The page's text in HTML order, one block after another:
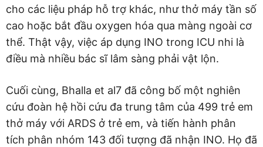
cho các liệu pháp hỗ trợ khác, như thở máy tần số
cao hoặc bắt đầu oxygen hóa qua màng ngoài cơ
thể. Thật vậy, việc áp dụng INO trong ICU nhi là
điều mà nhiều bác sĩ lâm sàng phải vật lộn.
Cuối cùng, Bhalla et al7 đã công bố một nghiên
cứu đoàn hệ hồi cứu đa trung tâm của 499 trẻ em
thở máy với ARDS ở trẻ em, và tiến hành phân
tích phân nhóm 143 đối tượng đã nhận INO. Họ đã